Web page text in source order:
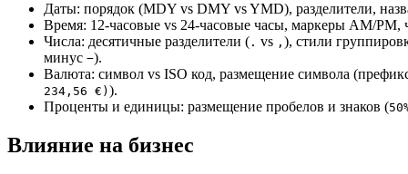
Даты: порядок (MDY vs DMY vs YMD), разделители,
Время: 12-часовые vs 24-часовые часы, маркеры AM/PM,
Числа: десятичные разделители ( . vs , ), стили
минус −).
Валюта: символ vs ISO код, размещение символа
234,56 €) ).
Проценты и единицы: размещение пробелов и знаков (
Влияние на бизнес